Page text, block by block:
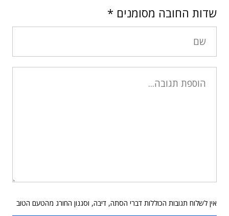
שדות החובה מסומנים *
אין לשלוח תגובות הכוללות דברי הסתה, דיבה, וסגנון החורג מהטעם הטוב